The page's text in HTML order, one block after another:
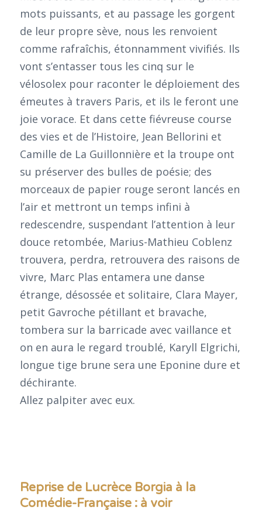
mots puissants, et au passage les gorgent
de leur propre sève, nous les renvoient
comme rafraîchis, étonnamment vivifiés. Ils
vont s’entasser tous les cinq sur le
vélosolex pour raconter le déploiement des
émeutes à travers Paris, et ils le feront une
joie vorace. Et dans cette fiévreuse course
des vies et de l’Histoire, Jean Bellorini et
Camille de La Guillonnière et la troupe ont
su préserver des bulles de poésie; des
morceaux de papier rouge seront lancés en
l’air et mettront un temps infini à
redescendre, suspendant l’attention à leur
douce retombée, Marius-Mathieu Coblenz
trouvera, perdra, retrouvera des raisons de
vivre, Marc Plas entamera une danse
étrange, désossée et solitaire, Clara Mayer,
petit Gavroche pétillant et bravache,
tombera sur la barricade avec vaillance et
on en aura le regard troublé, Karyll Elgrichi,
longue tige brune sera une Eponine dure et
déchirante.
Allez palpiter avec eux.
Reprise de Lucrèce Borgia à la
Comédie-Française : à voir